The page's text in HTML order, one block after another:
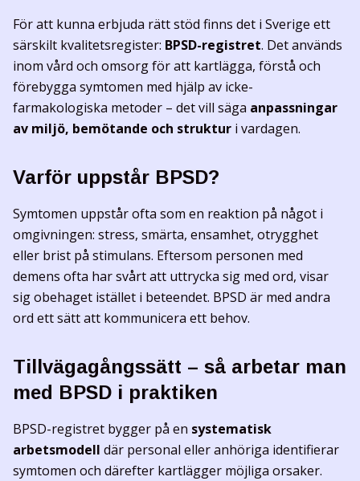
För att kunna erbjuda rätt stöd finns det i Sverige ett
särskilt kvalitetsregister: BPSD-registret. Det används
inom vård och omsorg för att kartlägga, förstå och
förebygga symtomen med hjälp av icke-
farmakologiska metoder – det vill säga anpassningar
av miljö, bemötande och struktur i vardagen.
Varför uppstår BPSD?
Symtomen uppstår ofta som en reaktion på något i
omgivningen: stress, smärta, ensamhet, otrygghet
eller brist på stimulans. Eftersom personen med
demens ofta har svårt att uttrycka sig med ord, visar
sig obehaget istället i beteendet. BPSD är med andra
ord ett sätt att kommunicera ett behov.
Tillvägagångssätt – så arbetar man
med BPSD i praktiken
BPSD-registret bygger på en systematisk
arbetsmodell där personal eller anhöriga identifierar
symtomen och därefter kartlägger möjliga orsaker.